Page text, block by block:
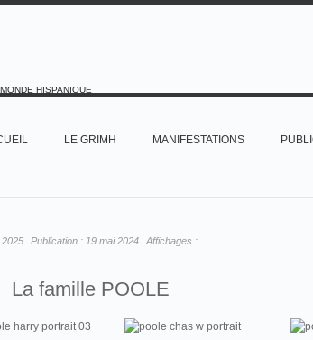
HISPANIQUE
LE GRIMH MANIFESTATIONS
2025 Publication : 19 mai 2024
Affichages :
La famille POOLE